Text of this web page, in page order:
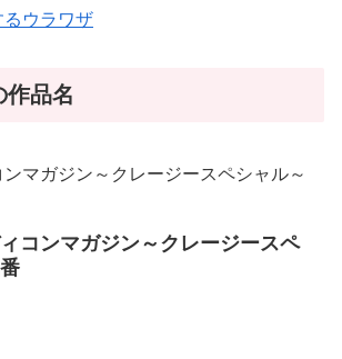
ウラワザ
作品名
マガジン～クレージースペシャル～
コンマガジン～クレージースペ